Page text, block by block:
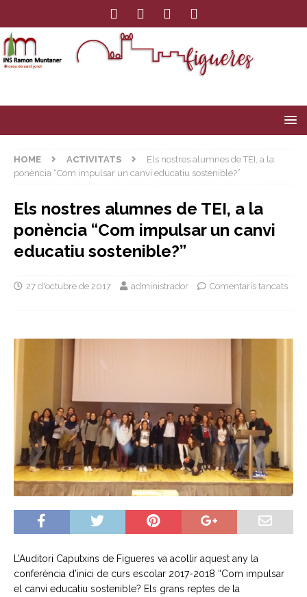
HOME ACTIVITATS
Els nostres alumnes de TEI, a la
ponència “Com impulsar un canvi educatiu sostenible?”
Els nostres alumnes de TEI, a la
ponència “Com impulsar un canvi
educatiu sostenible?”
27 d'octubre de 2017 administrador Comentaris tancats
L’Auditori Caputxins de Figueres va acollir aquest any la
conferència d’inici de curs escolar 2017-2018 “Com impulsar
el canvi educatiu sostenible? Els grans reptes de la